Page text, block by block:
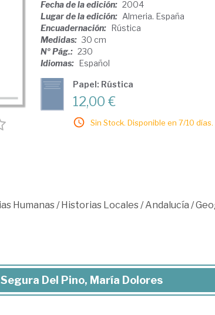
Fecha de la edición: 2004
Lugar de la edición: Almeria. España
Encuadernación: Rústica
Medidas: 30 cm
Nº Pág.: 230
Idiomas: Español
Papel: Rústica
12,00 €
Sin Stock. Disponible en 7/10 días.
Humanas/Historias Locales/Andalucía /
Del Pino, María Dolores